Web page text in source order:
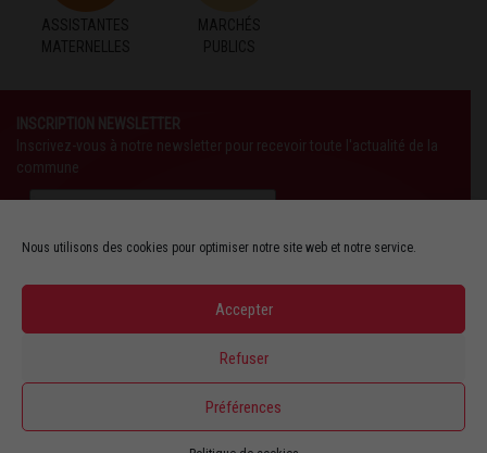
Nous utilisons des cookies pour optimiser notre site web et notre service.
Accepter
Refuser
Préférences
ASSISTANTES
MATERNELLES
MARCHÉS
PUBLICS
INSCRIPTION NEWSLETTER
Inscrivez-vous à notre newsletter pour recevoir toute l'actualité de la
commune
SUIVEZ-NOUS AUSSI SUR :
YOUTUBE